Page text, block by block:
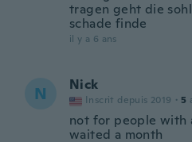
tragen geht die
schade finde
il y a 6 ans
N Nick
Inscrit depuis 2019 · 5
not for people with
waited a month